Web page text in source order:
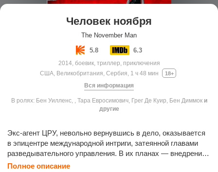
Человек ноября
The November Man
5.8 6.3
2014, боевик, триллер, приключения
США, Великобритания, Сербия, 1 ч 48 мин
18+
Вся информация
В ролях: Бен Уилленс, , Тара Евросимович, Грег Де Куир, Бен Диммок и
другие
Экс-агент ЦРУ, невольно вернувшись в дело, оказывается
в эпицентре международной интриги, затеянной главами
разведывательного управления. В их планах — внедрение
во внутреннюю политику стран Восточной Европы через
Полное описание